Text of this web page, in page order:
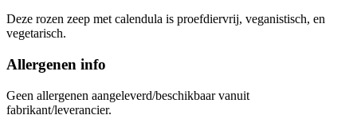
Deze rozen zeep met calendula is proefdiervrij, veganistisch, en
vegetarisch.
Allergenen info
Geen allergenen aangeleverd/beschikbaar vanuit
fabrikant/leverancier.